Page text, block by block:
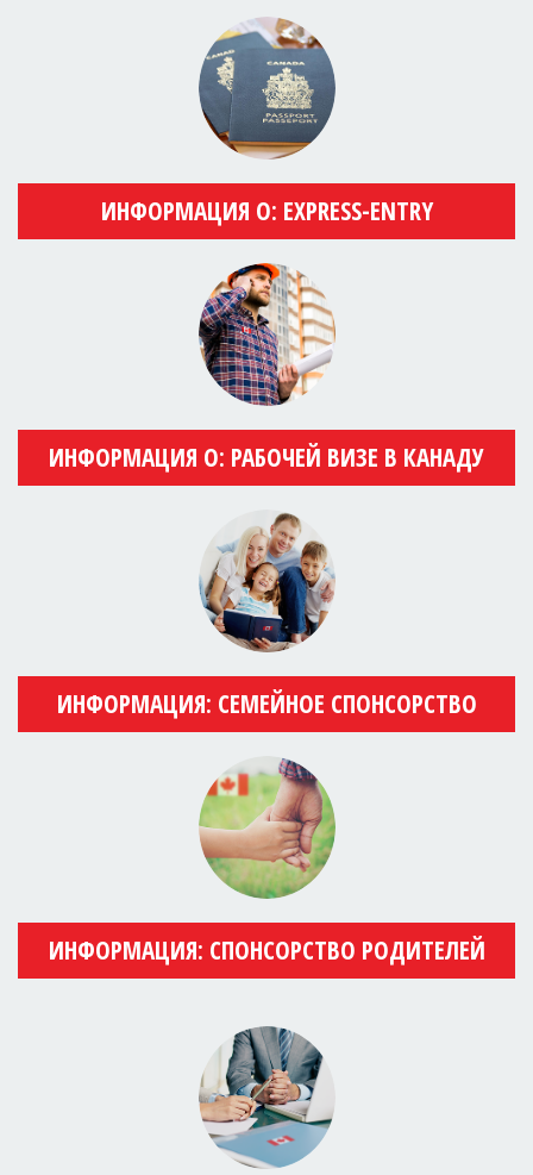
ИНФОРМАЦИЯ О: EXPRESS-ENTRY
ИНФОРМАЦИЯ О: РАБОЧЕЙ ВИЗЕ В КАНАДУ
ИНФОРМАЦИЯ: СЕМЕЙНОЕ СПОНСОРСТВО
ИНФОРМАЦИЯ: СПОНСОРСТВО РОДИТЕЛЕЙ